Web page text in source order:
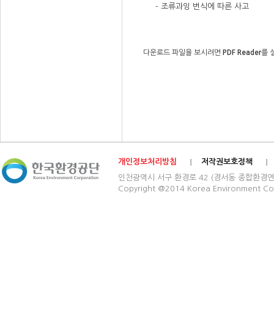
- 조류과잉 번식에 따른 사고
다운로드 파일을 보시려면 PDF Reader를
개인정보처리방침
저작권보호정책
인천광역시 서구 환경로 42 (경서동 종합
Copyright @2014 Korea Environment